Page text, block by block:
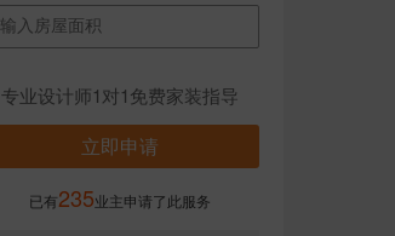
专业设计师1对1免费家装指导
立即申请
已有235业主申请了此服务